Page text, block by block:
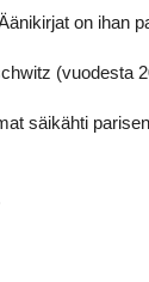
on ihan
(vuodesta
säikähti